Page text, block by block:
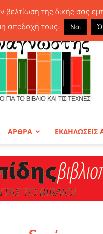
ΑΡΘΡΑ ΕΚΔΗΛΩΣΕΙΣ
της δικής σας
αποδοχή τους.
Ναι